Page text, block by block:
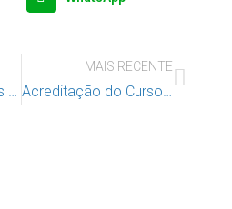
MAIS RECENTE